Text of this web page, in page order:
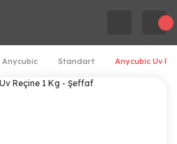
Anycubic Standart Anycubic Uv